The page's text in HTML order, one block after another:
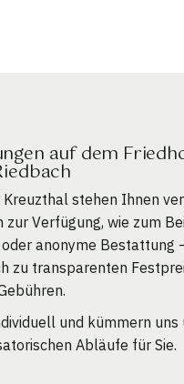
auf dem
stehen Ihnen
Verfügung, wie zum
anonyme Bestattung
zu transparenten
und kümmern uns
Abläufe für Sie.